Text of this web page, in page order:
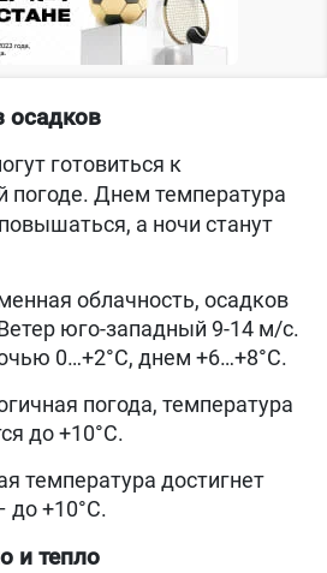
осадков
готовиться к
погоде. Днем температура
а ночи станут
облачность, осадков
юго-западный 9-14 м/с.
0…+2°С, днем +6…+8°С.
погода, температура
до +10°С.
температура достигнет
до +10°С.
и тепло